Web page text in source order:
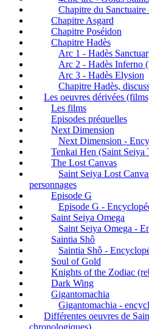
Chapitre du Sanctuaire
Chapitre Asgard
Chapitre Poséidon
Chapitre Hadès
Arc 1 - Hadès
Arc 2 - Hadès Inferno
Arc 3 - Hadès Elysion
Chapitre Hadès,
Les oeuvres dérivées
Les films
Episodes préquelles
Next Dimension
Next Dimension -
Tenkai Hen (Saint
The Lost Canvas
Saint Seiya Lost
personnages
Episode G
Episode G -
Saint Seiya Omega
Saint Seiya Omega -
Saintia Shô
Saintia Shô -
Soul of Gold
Knights of the Zodiac
Dark Wing
Gigantomachia
Gigantomachia -
Différentes oeuvres de
chronologiques)